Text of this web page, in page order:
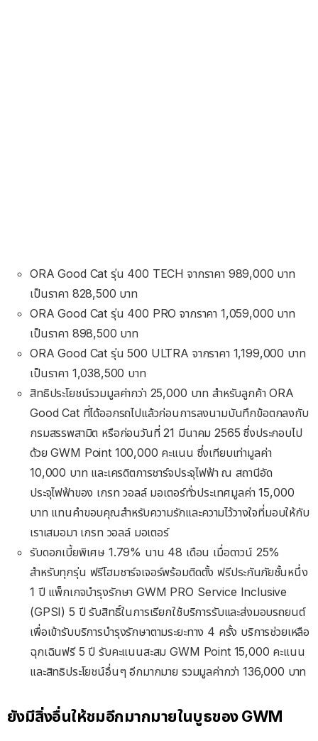
ORA Good Cat รุ่น 400 TECH จากราคา 989,000 บาท
เป็นราคา 828,500 บาท
ORA Good Cat รุ่น 400 PRO จากราคา 1,059,000 บาท
เป็นราคา 898,500 บาท
ORA Good Cat รุ่น 500 ULTRA จากราคา 1,199,000 บาท
เป็นราคา 1,038,500 บาท
สิทธิประโยชน์รวมมูลค่ากว่า 25,000 บาท สำหรับลูกค้า ORA
Good Cat ที่ได้ออกรถไปแล้วก่อนการลงนามบันทึกข้อตกลงกับ
กรมสรรพสามิต หรือก่อนวันที่ 21 มีนาคม 2565 ซึ่งประกอบไป
ด้วย GWM Point 100,000 คะแนน ซึ่งเทียบเท่ามูลค่า
10,000 บาท และเครดิตการชาร์จประจุไฟฟ้า ณ สถานีอัด
ประจุไฟฟ้าของ เกรท วอลล์ มอเตอร์ทั่วประเทศมูลค่า 15,000
บาท แทนคำขอบคุณสำหรับความรักและความไว้วางใจที่มอบให้กับ
เราเสมอมา เกรท วอลล์ มอเตอร์
รับดอกเบี้ยพิเศษ 1.79% นาน 48 เดือน เมื่อดาวน์ 25%
สำหรับทุกรุ่น ฟรีโฮมชาร์จเจอร์พร้อมติดตั้ง ฟรีประกันภัยชั้นหนึ่ง
1 ปี แพ็กเกจบำรุงรักษา GWM PRO Service Inclusive
(GPSI) 5 ปี รับสิทธิ์ในการเรียกใช้บริการรับและส่งมอบรถยนต์
เพื่อเข้ารับบริการบำรุงรักษาตามระยะทาง 4 ครั้ง บริการช่วยเหลือ
ฉุกเฉินฟรี 5 ปี รับคะแนนสะสม GWM Point 15,000 คะแนน
และสิทธิประโยชน์อื่นๆ อีกมากมาย รวมมูลค่ากว่า 136,000 บาท
ยังมีสิ่งอื่นให้ชมอีกมากมายในบูธของ GWM